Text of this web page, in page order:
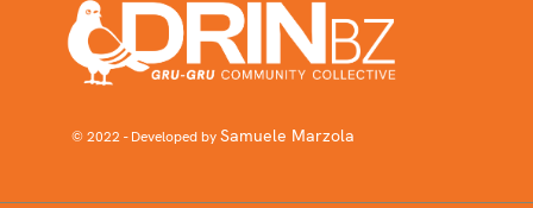
© 2022 - Developed bySamuele Marzola